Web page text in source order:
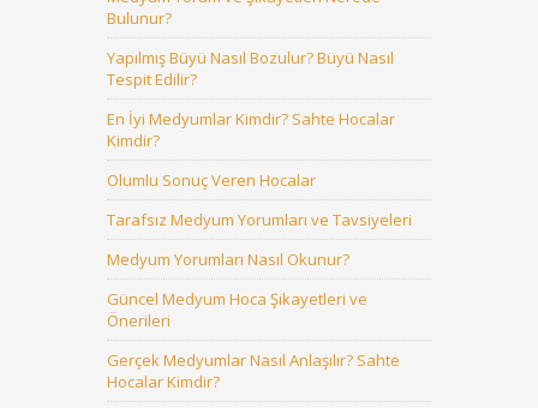
Bulunur?
Yapılmış Büyü Nasıl Bozulur? Büyü Nasıl
Tespit Edilir?
En İyi Medyumlar Kimdir? Sahte Hocalar
Kimdir?
Olumlu Sonuç Veren Hocalar
Tarafsız Medyum Yorumları ve Tavsiyeleri
Medyum Yorumları Nasıl Okunur?
Güncel Medyum Hoca Şikayetleri ve
Önerileri
Gerçek Medyumlar Nasıl Anlaşılır? Sahte
Hocalar Kimdir?